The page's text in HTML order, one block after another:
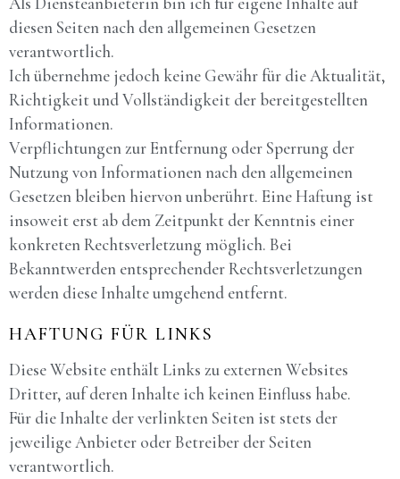
diesen Seiten nach den allgemeinen Gesetzen
verantwortlich.
Ich übernehme jedoch keine Gewähr für die Aktualität,
Richtigkeit und Vollständigkeit der bereitgestellten
Informationen.
Verpflichtungen zur Entfernung oder Sperrung der
Nutzung von Informationen nach den allgemeinen
Gesetzen bleiben hiervon unberührt. Eine Haftung ist
insoweit erst ab dem Zeitpunkt der Kenntnis einer
konkreten Rechtsverletzung möglich. Bei
Bekanntwerden entsprechender Rechtsverletzungen
werden diese Inhalte umgehend entfernt.
HAFTUNG FÜR LINKS
Diese Website enthält Links zu externen Websites
Dritter, auf deren Inhalte ich keinen Einfluss habe.
Für die Inhalte der verlinkten Seiten ist stets der
jeweilige Anbieter oder Betreiber der Seiten
verantwortlich.